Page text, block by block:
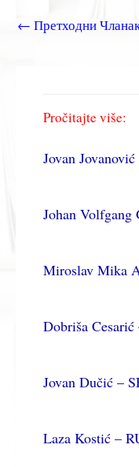
← Претходни
Pročitajte više:
Jovan
Johan
Miroslav Mika
Dobriša
Jovan Dučić –
Laza Kostić –